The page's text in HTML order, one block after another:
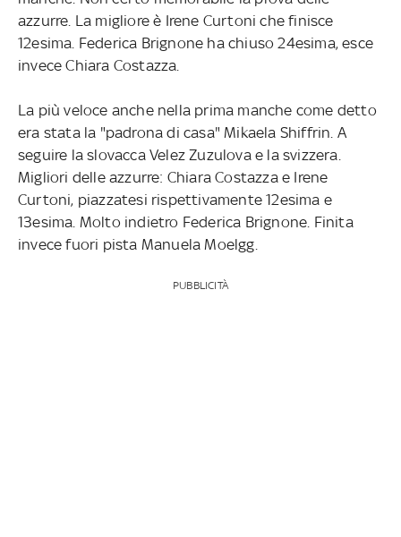
azzurre. La migliore è Irene Curtoni che finisce
12esima. Federica Brignone ha chiuso 24esima, esce
invece Chiara Costazza.
La più veloce anche nella prima manche come detto
era stata la "padrona di casa" Mikaela Shiffrin. A
seguire la slovacca Velez Zuzulova e la svizzera.
Migliori delle azzurre: Chiara Costazza e Irene
Curtoni, piazzatesi rispettivamente 12esima e
13esima. Molto indietro Federica Brignone. Finita
invece fuori pista Manuela Moelgg.
PUBBLICITÀ